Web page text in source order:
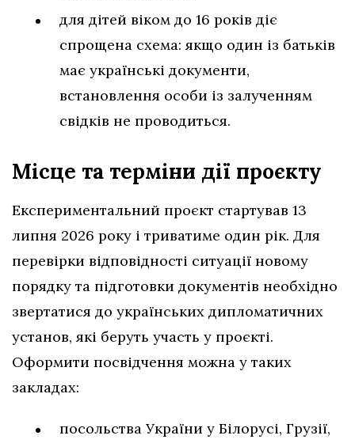
для дітей віком до 16 років діє
спрощена схема: якщо один із батьків
має українські документи,
встановлення особи із залученням
свідків не проводиться.
Місце та терміни дії проєкту
Експериментальний проєкт стартував 13
липня 2026 року і триватиме один рік. Для
перевірки відповідності ситуації новому
порядку та підготовки документів необхідно
звертатися до українських дипломатичних
установ, які беруть участь у проєкті.
Оформити посвідчення можна у таких
закладах:
посольства України у Білорусі, Грузії,